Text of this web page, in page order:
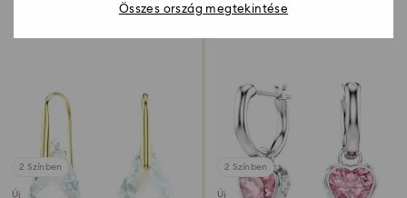
2 Színben
Új
2 Színben
Új
Összes ország megtekintése